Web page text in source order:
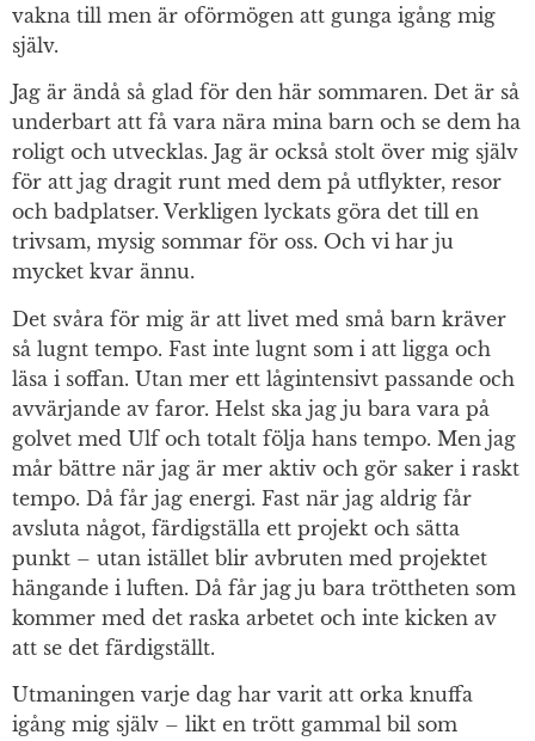
vakna till men är oförmögen att gunga igång mig
själv.
Jag är ändå så glad för den här sommaren. Det är så
underbart att få vara nära mina barn och se dem ha
roligt och utvecklas. Jag är också stolt över mig själv
för att jag dragit runt med dem på utflykter, resor
och badplatser. Verkligen lyckats göra det till en
trivsam, mysig sommar för oss. Och vi har ju
mycket kvar ännu.
Det svåra för mig är att livet med små barn kräver
så lugnt tempo. Fast inte lugnt som i att ligga och
läsa i soffan. Utan mer ett lågintensivt passande och
avvärjande av faror. Helst ska jag ju bara vara på
golvet med Ulf och totalt följa hans tempo. Men jag
mår bättre när jag är mer aktiv och gör saker i raskt
tempo. Då får jag energi. Fast när jag aldrig får
avsluta något, färdigställa ett projekt och sätta
punkt – utan istället blir avbruten med projektet
hängande i luften. Då får jag ju bara tröttheten som
kommer med det raska arbetet och inte kicken av
att se det färdigställt.
Utmaningen varje dag har varit att orka knuffa
igång mig själv – likt en trött gammal bil som